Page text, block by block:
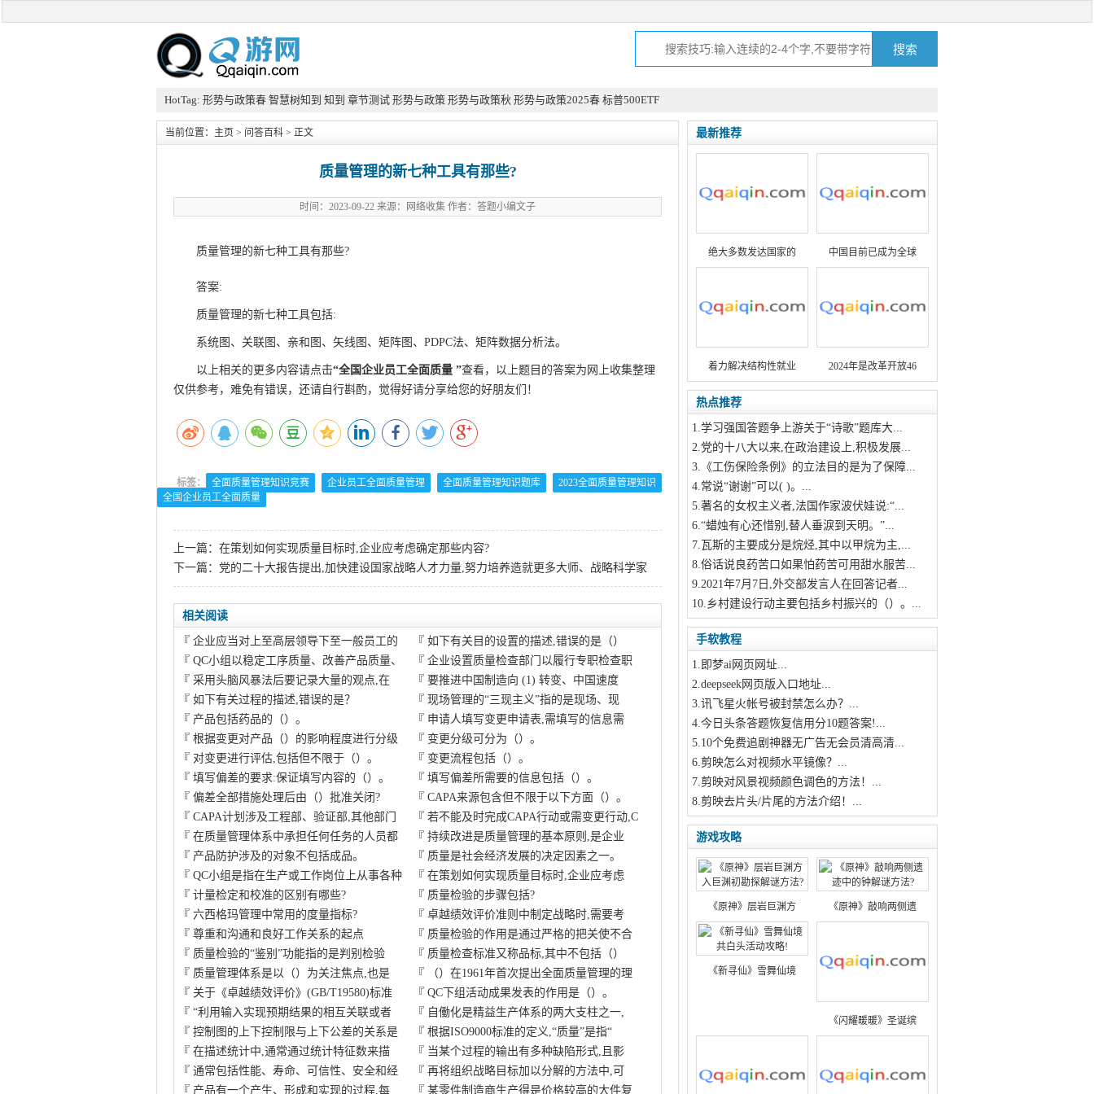
HotTag: 形势与政策春 智慧树知到 知到 章节测试 形势与政策 形势与政策秋 形势与政策2025春 标普500ETF
当前位置： 主页 > 问答百科 > 正文
质量管理的新七种工具有那些?
时间：2023-09-22 来源：网络收集 作者：答题小编文子
质量管理的新七种工具有那些?
答案:
质量管理的新七种工具包括:
系统图、关联图、亲和图、矢线图、矩阵图、PDPC法、矩阵数据分析法。
以上相关的更多内容请点击“全国企业员工全面质量 ”查看，以上题目的答案为网上收集整理
仅供参考，难免有错误，还请自行斟酌，觉得好请分享给您的好朋友们！
标签： 全面质量管理知识竞赛 企业员工全面质量管理 全面质量管理知识题库
2023全面质量管理知识
全国企业员工全面质量
上一篇： 在策划如何实现质量目标时,企业应考虑确定那些内容?
下一篇： 党的二十大报告提出,加快建设国家战略人才力量,努力培养造就更多大师、战略科学家
相关阅读
『 企业应当对上至高层领导下至一般员工的 『如下有关目的设置的描述,错误的是（）
『 QC小组以稳定工序质量、改善产品质量、 『企业设置质量检查部门以履行专职检查职
『 采用头脑风暴法后要记录大量的观点,在 『要推进中国制造向 (1) 转变、中国速度
『 如下有关过程的描述,错误的是？ 『现场管理的“三现主义”指的是现场、现
『 产品包括药品的（）。 『 申请人填写变更申请表,需填写的信息需
『 根据变更对产品（）的影响程度进行分级 『 变更分级可分为（）。
『 对变更进行评估,包括但不限于（）。 『 变更流程包括（）。
『 填写偏差的要求:保证填写内容的（）。 『填写偏差所需要的信息包括（）。
『 偏差全部措施处理后由（）批准关闭? 『CAPA来源包含但不限于以下方面（）。
『 CAPA计划涉及工程部、验证部,其他部门 『若不能及时完成CAPA行动或需变更行动,C
『 在质量管理体系中承担任何任务的人员都 『持续改进是质量管理的基本原则,是企业
『 产品防护涉及的对象不包括成品。 『 质量是社会经济发展的决定因素之一。
『 QC小组是指在生产或工作岗位上从事各种 『在策划如何实现质量目标时,企业应考虑
『 计量检定和校准的区别有哪些? 『 质量检验的步骤包括?
『 六西格玛管理中常用的度量指标? 『卓越绩效评价准则中制定战略时,需要考
『 尊重和沟通和良好工作关系的起点 『 质量检验的作用是通过严格的把关使不合
『 质量检验的“鉴别”功能指的是判别检验 『 质量检查标准又称品标,其中不包括（）
『 质量管理体系是以（）为关注焦点,也是 『
（）在1961年首次提出全面质量管理的理
『 关于《卓越绩效评价》(GB/T19580)标准 『QC下组活动成果发表的作用是（）。
『 “利用输入实现预期结果的相互关联或者 『 自働化是精益生产体系的两大支柱之一,
『 控制图的上下控制限与上下公差的关系是 『根据ISO9000标准的定义,“质量”是指“
『 在描述统计中,通常通过统计特征数来描 『 当某个过程的输出有多种缺陷形式,且影
『 通常包括性能、寿命、可信性、安全和经 『再将组织战略目标加以分解的方法中,可
『 产品有一个产生、形成和实现的过程,每 『某零件制造商生产得是价格较高的大件复
最新推荐
绝大多数发达国家的 中国目前已成为全球
着力解决结构性就业 2024年是改革开放46
热点推荐
1.学习强国答题争上游关于“诗歌”题库大...
2.党的十八大以来,在政治建设上,积极发展...
3.《工伤保险条例》的立法目的是为了保障...
4.常说“谢谢”可以( )。...
5.著名的女权主义者,法国作家波伏娃说:“...
6.“蜡烛有心还惜别,替人垂淚到天明。”...
7.瓦斯的主要成分是烷烃,其中以甲烷为主,...
8.俗话说良药苦口如果怕药苦可用甜水服苦...
9.2021年7月7日,外交部发言人在回答记者...
10.乡村建设行动主要包括乡村振兴的（）。...
手软教程
1.即梦ai网页网址...
2.deepseek网页版入口地址...
3.讯飞星火帐号被封禁怎么办？...
4.今日头条答题恢复信用分10题答案!...
5.10个免费追剧神器无广告无会员清高清...
6.剪映怎么对视频水平镜像？...
7.剪映对风景视频颜色调色的方法！...
8.剪映去片头/片尾的方法介绍！...
游戏攻略
《原神》层岩巨渊方 《原神》敲响两侧遗
《新寻仙》雪舞仙境
《闪耀暖暖》圣诞缤